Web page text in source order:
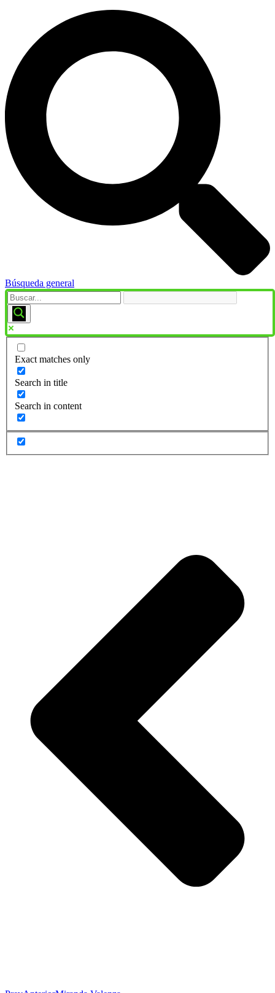
Búsqueda general
Exact matches only
Search in title
Search in content